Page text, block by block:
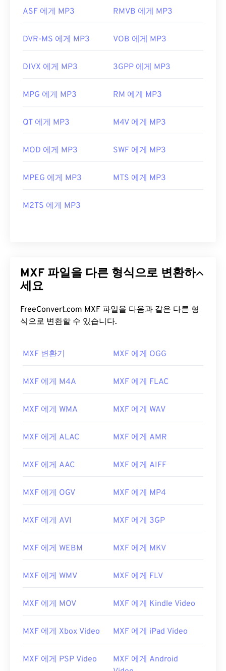
00 00 00 00
00 00 00 00
ASF 에게 MP3 RMVB 에게 MP3
DVR-MS 에게 MP3 VOB 에게 MP3
DIVX 에게 MP3 3GPP 에게 MP3
MPG 에게 MP3 RM 에게 MP3
QT 에게 MP3 M4V 에게 MP3
MOD 에게 MP3 SWF 에게 MP3
MPEG 에게 MP3 MTS 에게 MP3
M2TS 에게 MP3
MXF 파일을 다른 형식으로 변환하
세요
FreeConvert.com MXF 파일을 다음과 같은 다른 형
식으로 변환할 수 있습니다.
MXF 변환기 MXF 에게 OGG
MXF 에게 M4A MXF 에게 FLAC
MXF 에게 WMA MXF 에게 WAV
MXF 에게 ALAC MXF 에게 AMR
MXF 에게 AAC MXF 에게 AIFF
MXF 에게 OGV MXF 에게 MP4
MXF 에게 AVI MXF 에게 3GP
MXF 에게 WEBM MXF 에게 MKV
MXF 에게 WMV MXF 에게 FLV
MXF 에게 MOV MXF 에게 Kindle Video
MXF 에게 Xbox Video MXF 에게 iPad Video
MXF 에게 PSP Video
MXF 에게 Android